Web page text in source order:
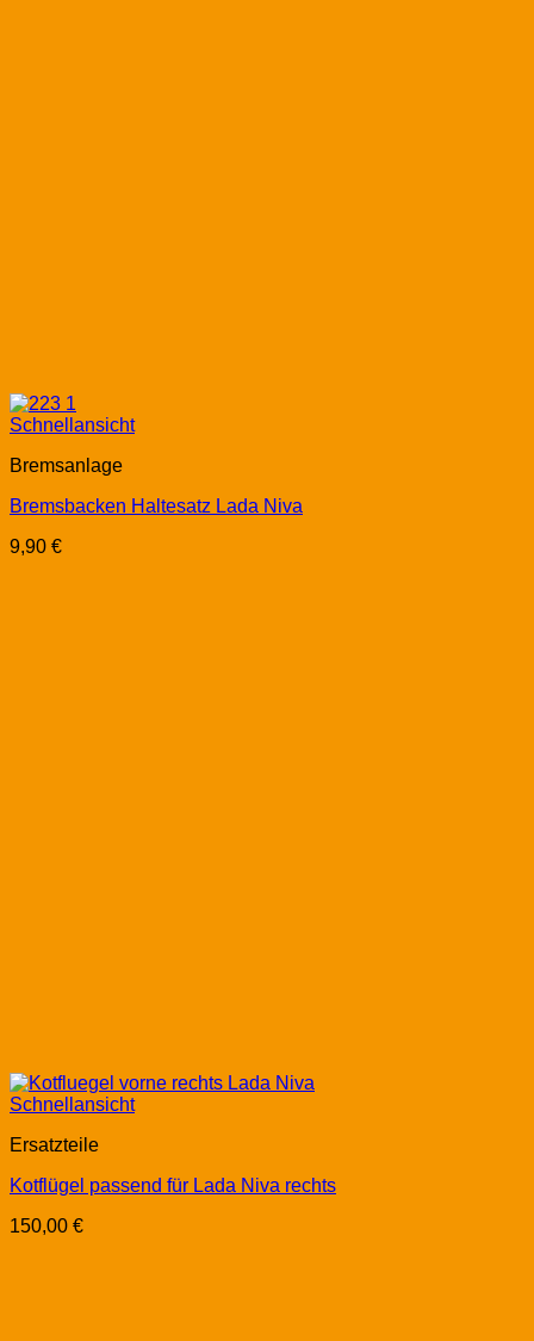
Schnellansicht
Bremsanlage
Bremsbacken Haltesatz Lada Niva
9,90 €
Schnellansicht
Ersatzteile
Kotflügel passend für Lada Niva rechts
150,00 €